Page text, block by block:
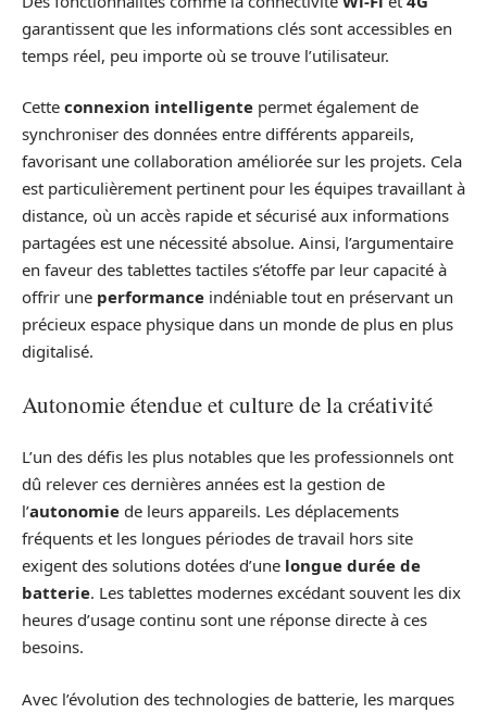
garantissent que les informations clés sont accessibles en
temps réel, peu importe où se trouve l’utilisateur.
Cette connexion intelligente permet également de
synchroniser des données entre différents appareils,
favorisant une collaboration améliorée sur les projets. Cela
est particulièrement pertinent pour les équipes travaillant à
distance, où un accès rapide et sécurisé aux informations
partagées est une nécessité absolue. Ainsi, l’argumentaire
en faveur des tablettes tactiles s’étoffe par leur capacité à
offrir une performance indéniable tout en préservant un
précieux espace physique dans un monde de plus en plus
digitalisé.
Autonomie étendue et culture de la créativité
L’un des défis les plus notables que les professionnels ont
dû relever ces dernières années est la gestion de
l’autonomie de leurs appareils. Les déplacements
fréquents et les longues périodes de travail hors site
exigent des solutions dotées d’une longue durée de
batterie. Les tablettes modernes excédant souvent les dix
heures d’usage continu sont une réponse directe à ces
besoins.
Avec l’évolution des technologies de batterie, les marques